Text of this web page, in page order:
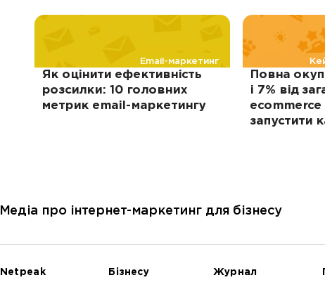
PDL-Profit
Email-маркетинг
Як оцінити ефективність
розсилки: 10 головних
метрик еmail-маркетингу
Повна
і 7% від
запустити
Медіа про інтернет-маркетинг для бізнесу
Netpeak Бізнесу Журнал